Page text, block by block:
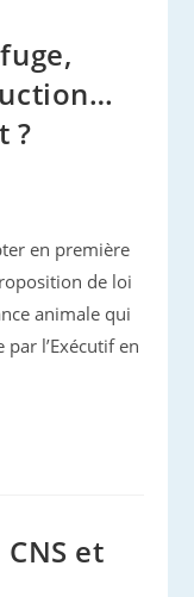
?
en première
de loi
animale qui
l’Exécutif en
et